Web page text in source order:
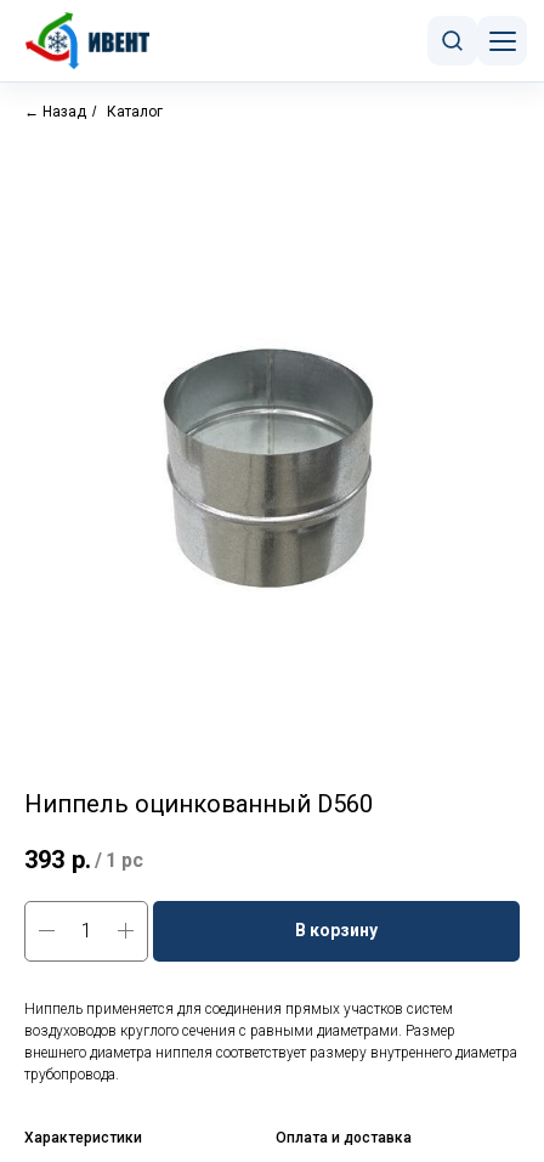
← Назад / Каталог
Ниппель оцинкованный D560
393 р. / 1 pc
В корзину
Ниппель применяется для соединения прямых участков систем
воздуховодов круглого сечения с равными диаметрами. Размер
внешнего диаметра ниппеля соответствует размеру внутреннего диаметра
трубопровода.
Характеристики Оплата и доставка